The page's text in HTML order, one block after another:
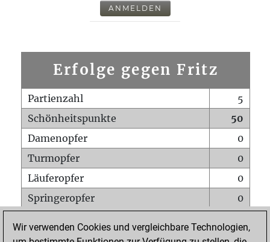
ANMELDEN
Erfolge gegen Fritz
Partienzahl
5
Schönheitspunkte
50
Damenopfer
0
Turmopfer
0
Läuferopfer
0
Springeropfer
0
Matt auf vollem Brett
0
Wir verwenden Cookies und vergleichbare Technologien,